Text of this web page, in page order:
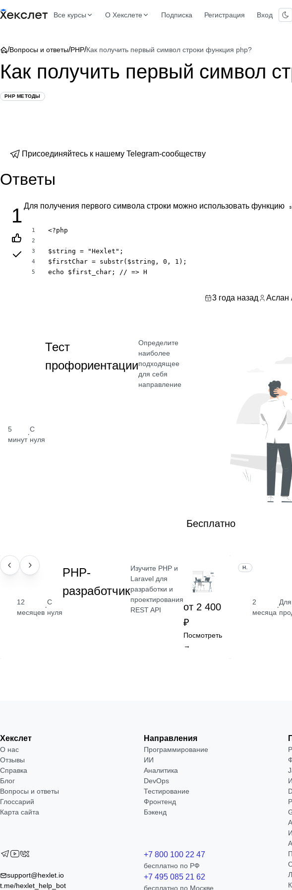
Все курсы О Хекслете Подписка Регистрация Вход
/Вопросы и ответы/PHP/Как получить первый символ строки функция php?
Как получить первый символ
PHP МЕТОДЫ
Присоединяйтесь к нашему Telegram-сообществу
Ответы
1 Для получения первого символа строки можно использовать функцию
1
2
3
4
5
<?php
$string = "Hexlet";
$firstChar = substr($string, 0, 1);
echo $first_char; // => H
3 года назад Аслан
5
минут
·
С
нуля
Тест
профориентации
Определите
наиболее
подходящее
для себя
направление
Бесплатно
ПРОФЕССИЯ
12
месяцев
·
С
нуля
РНР-
разработчик
Изучите PHP и
Laravel для
разработки и
проектирования
REST API
от 2 400
₽
Посмотреть
→
2
месяца
·
Для
Хекслет
О нас
Отзывы
Справка
Блог
Вопросы и ответы
Глоссарий
Карта сайта
Направления
Программирование
ИИ
Аналитика
DevOps
Тестирование
Фронтенд
Бэкенд
support@hexlet.io
t.me/hexlet_help_bot
+7 800 100 22 47
бесплатно по РФ
+7 495 085 21 62
бесплатно по Москве